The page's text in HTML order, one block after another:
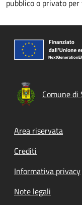
pubblico o privato
Comune di
Footer
Area riservata
Crediti
Informativa privacy
Note legali